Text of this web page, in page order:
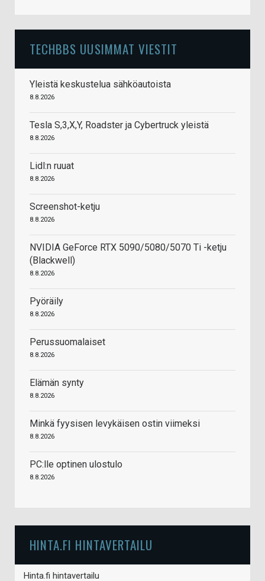
TECHBBS UUSIMMAT VIESTIT
Yleistä keskustelua sähköautoista
8.8.2026
Tesla S,3,X,Y, Roadster ja Cybertruck yleistä
8.8.2026
Lidl:n ruuat
8.8.2026
Screenshot-ketju
8.8.2026
NVIDIA GeForce RTX 5090/5080/5070 Ti -ketju
(Blackwell)
8.8.2026
Pyöräily
8.8.2026
Perussuomalaiset
8.8.2026
Elämän synty
8.8.2026
Minkä fyysisen levykäisen ostin viimeksi
8.8.2026
PC:lle optinen ulostulo
8.8.2026
HINTA.FI HINTAVERTAILU
Hinta.fi hintavertailu